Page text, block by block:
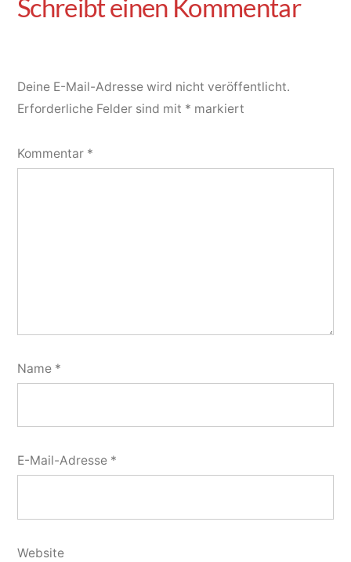
Deine E-Mail-Adresse wird nicht veröffentlicht.
Erforderliche Felder sind mit * markiert
Kommentar *
Name *
E-Mail-Adresse *
Website